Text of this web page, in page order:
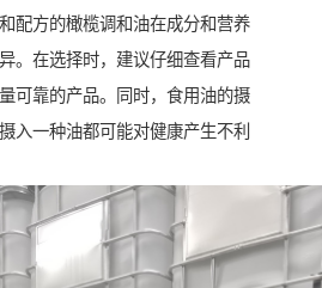
配方的橄榄调和油在成分和营养
。在选择时，建议仔细查看产品
可靠的产品。同时，食用油的摄
入一种油都可能对健康产生不利